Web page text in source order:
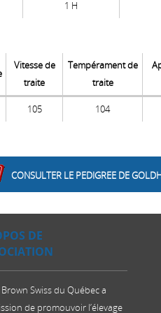
1 H
Vitesse de
traite
Tempérament de
traite
105 104
CONSULTER LE PEDIGREE DE
DE
Swiss du Québec a
de promouvoir l’élevage